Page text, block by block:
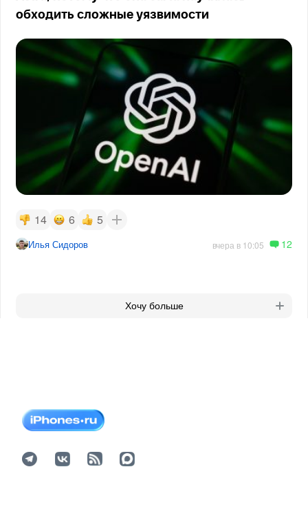
обходить сложные уязвимости
14 6 5
Илья Сидоров вчера в 10:05 12
Хочу больше